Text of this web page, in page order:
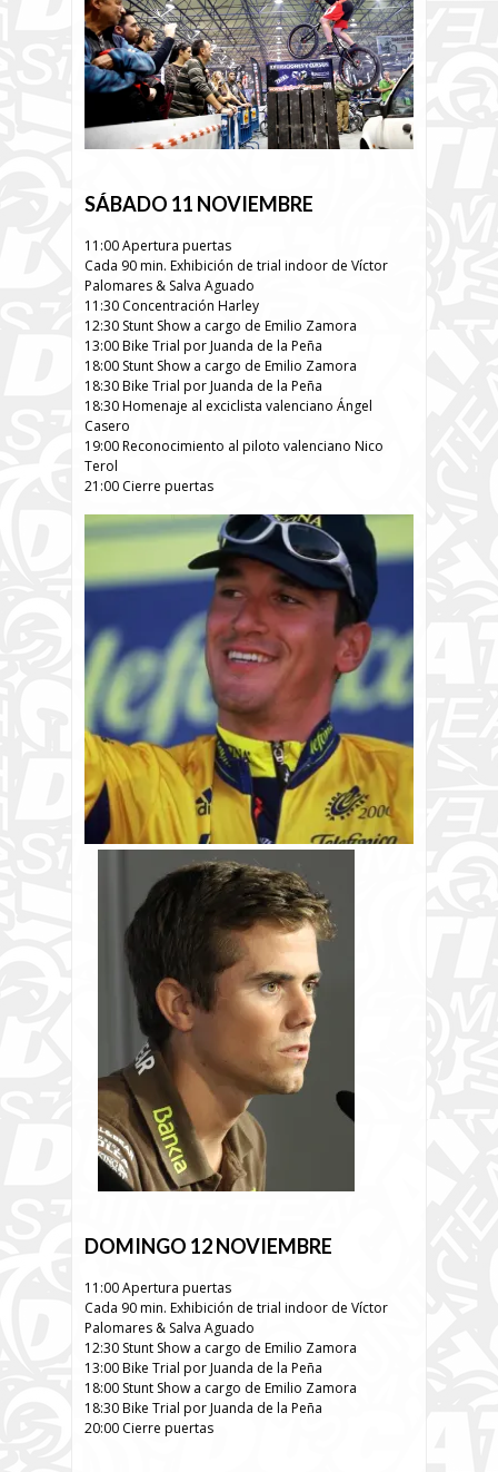
SÁBADO 11 NOVIEMBRE
11:00 Apertura puertas
Cada 90 min. Exhibición de trial indoor de Víctor
Palomares & Salva Aguado
11:30 Concentración Harley
12:30 Stunt Show a cargo de Emilio Zamora
13:00 Bike Trial por Juanda de la Peña
18:00 Stunt Show a cargo de Emilio Zamora
18:30 Bike Trial por Juanda de la Peña
18:30 Homenaje al exciclista valenciano Ángel
Casero
19:00 Reconocimiento al piloto valenciano Nico
Terol
21:00 Cierre puertas
DOMINGO 12 NOVIEMBRE
11:00 Apertura puertas
Cada 90 min. Exhibición de trial indoor de Víctor
Palomares & Salva Aguado
12:30 Stunt Show a cargo de Emilio Zamora
13:00 Bike Trial por Juanda de la Peña
18:00 Stunt Show a cargo de Emilio Zamora
18:30 Bike Trial por Juanda de la Peña
20:00 Cierre puertas